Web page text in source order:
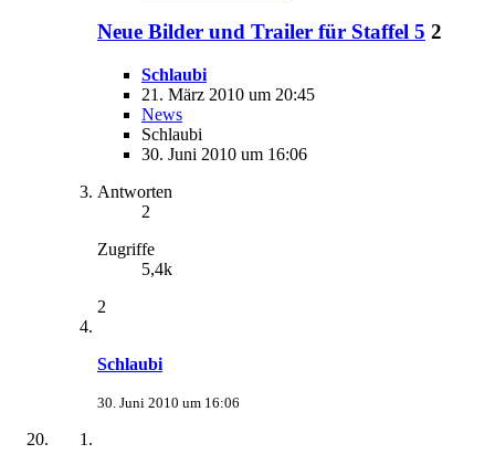
Neue Bilder und Trailer für Staffel 5 2
Schlaubi
21. März 2010 um 20:45
News
Schlaubi
30. Juni 2010 um 16:06
Antworten
2
Zugriffe
5,4k
2
Schlaubi
30. Juni 2010 um 16:06